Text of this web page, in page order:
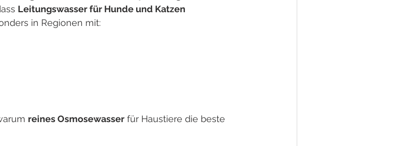
Leitungswasser für Hunde und Katzen
in Regionen mit:
reines Osmosewasser für Haustiere die beste